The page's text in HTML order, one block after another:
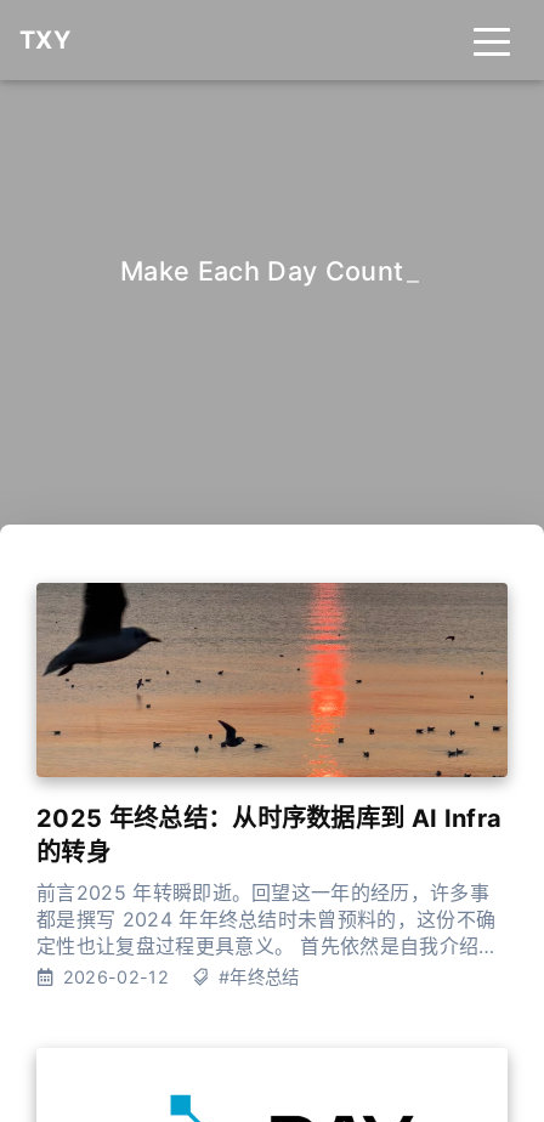
TXY
Make Each Day Count
2025 年终总结：从时序数据库到 AI Infra
的转身
前言2025 年转瞬即逝。回望这一年的经历，许多事
都是撰写 2024 年年终总结时未曾预料的，这份不确
定性也让复盘过程更具意义。 首先依然是自我介绍环
节：我叫谭新宇，清华本硕，是一名开源技术爱好
仍是新人，但也算正式以
2026-02-12 #年终总结